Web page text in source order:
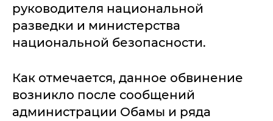
руководителя национальной
разведки и министерства
национальной безопасности.
Как отмечается, данное обвинение
возникло после сообщений
администрации Обамы и ряда